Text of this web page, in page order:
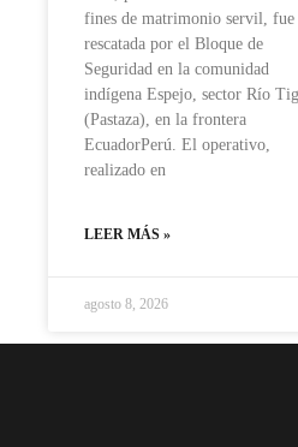
fines de matrimonio servil, fue
rescatada por el Bloque de
Seguridad en la comunidad
indígena Espejo, sector Río
(Pastaza), en la frontera
EcuadorPerú. El operativo,
realizado en
LEER MÁS »
agosto 8, 2026